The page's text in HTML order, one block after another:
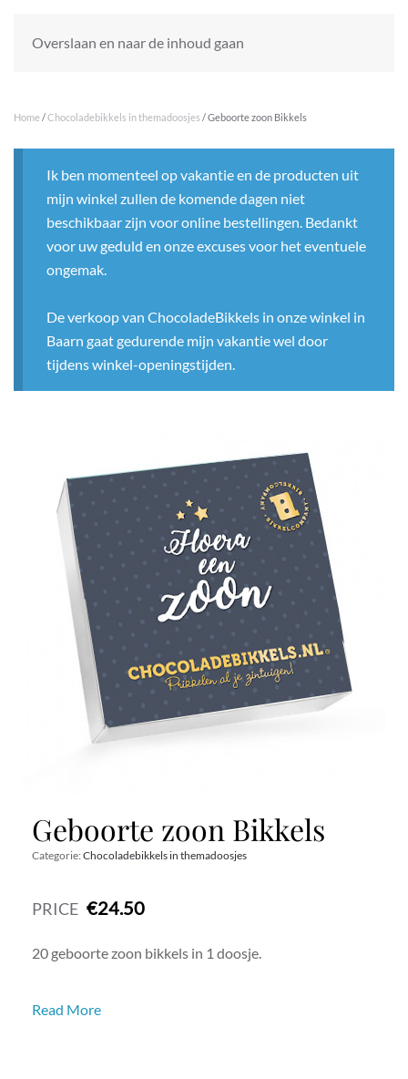
Overslaan en naar de inhoud gaan
Home /Chocoladebikkels in themadoosjes / Geboorte zoon Bikkels
Ik ben momenteel op vakantie en de producten uit
mijn winkel zullen de komende dagen niet
beschikbaar zijn voor online bestellingen. Bedankt
voor uw geduld en onze excuses voor het eventuele
ongemak.
De verkoop van ChocoladeBikkels in onze winkel in
Baarn gaat gedurende mijn vakantie wel door
tijdens winkel-openingstijden.
Geboorte zoon Bikkels
Categorie: Chocoladebikkels in themadoosjes
PRICE €24.50
20 geboorte zoon bikkels in 1 doosje.
Stuur dan op de Kassa pagina, via het vak ‘Sticker
Read More